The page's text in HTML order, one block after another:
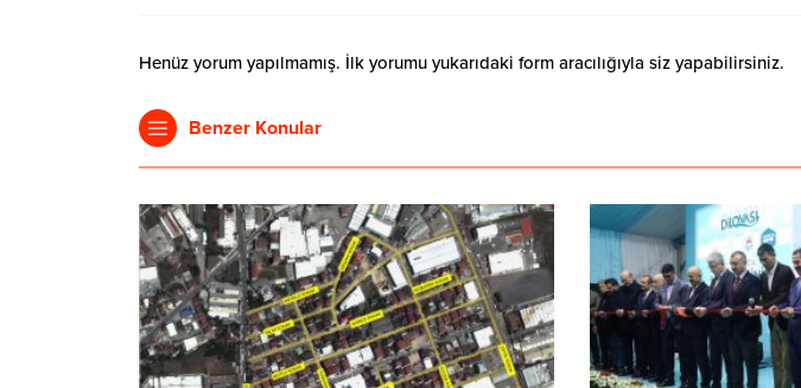
Henüz yorum yapılmamış. İlk yorumu yukarıdaki form aracılığıyla siz yapabilirsiniz.
Benzer Konular